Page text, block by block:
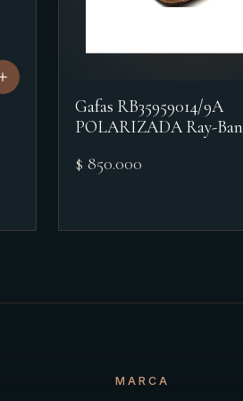
Gafas RB35959014/9A
POLARIZADA Ray-Ban
$ 850.000
MARCA